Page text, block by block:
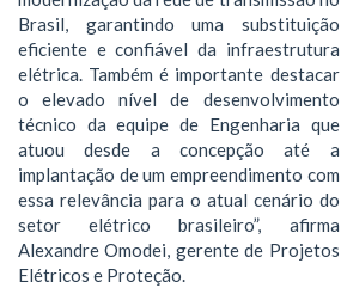
Brasil, garantindo uma substituição
eficiente e confiável da infraestrutura
elétrica. Também é importante destacar
o elevado nível de desenvolvimento
técnico da equipe de Engenharia que
atuou desde a concepção até a
implantação de um empreendimento com
essa relevância para o atual cenário do
setor elétrico brasileiro”, afirma
Alexandre Omodei, gerente de Projetos
Elétricos e Proteção.